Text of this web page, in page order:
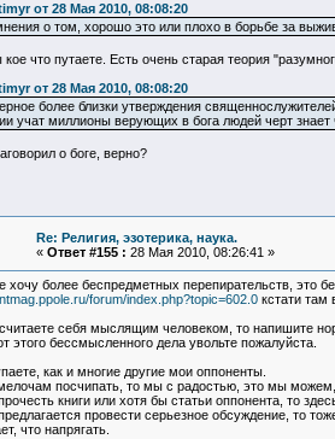
от 28 Мая 2010, 08:08:20
о том, хорошо это или плохо в борьбе за
что путаете. Есть очень старая теория
от 28 Мая 2010, 08:08:20
более близки утверждения
учат миллионы верующих в бога людей черт
о боге, верно?
Re: Религия, эзотерика, наука.
« Ответ #155 : 28 Мая 2010, 08:26:41 »
хочу более беспредметных перепирательств, это
forum/index.php?topic=602.0кстати там
себя мыслящим человеком, то напишите
этого бессмысленного дела увольте пожалуйста.
как и многие другие мои оппоненты.
посчипать, то мы с радостью, это мы
книги или хотя бы статьи оппонента, то
провести серьезное обсуждение, то
что напрягать.